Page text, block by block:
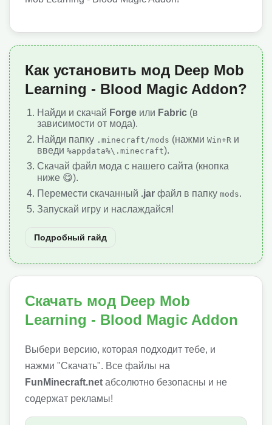
Как установить мод Deep Mob
Learning - Blood Magic Addon?
Найди и скачай Forge или Fabric (в
зависимости от мода).
Найди папку .minecraft/mods (нажми Win+R и
введи %appdata%\.minecraft).
Скачай файл мода с нашего сайта (кнопка
ниже 😋).
Перемести скачанный .jar файл в папку mods.
Запускай игру и наслаждайся!
Подробный гайд
Скачать мод Deep Mob
Learning - Blood Magic Addon
Выбери версию, которая подходит тебе, и
нажми "Скачать". Все файлы на
FunMinecraft.net абсолютно безопасны и не
содержат рекламы!